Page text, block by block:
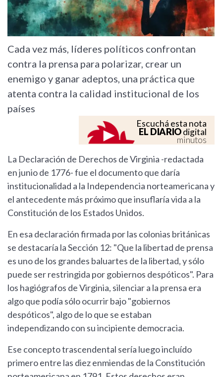
Cada vez más, líderes políticos confrontan
contra la prensa para polarizar, crear un
enemigo y ganar adeptos, una práctica que
atenta contra la calidad institucional de los
países
Escuchá esta nota
EL DIARIOdigital
minutos
La Declaración de Derechos de Virginia -redactada
en junio de 1776- fue el documento que daría
institucionalidad a la Independencia norteamericana y
el antecedente más próximo que insuflaría vida a la
Constitución de los Estados Unidos.
En esa declaración firmada por las colonias británicas
se destacaría la Sección 12: "Que la libertad de prensa
es uno de los grandes baluartes de la libertad, y sólo
puede ser restringida por gobiernos despóticos". Para
los hagiógrafos de Virginia, silenciar a la prensa era
algo que podía sólo ocurrir bajo "gobiernos
despóticos", algo de lo que se estaban
independizando con su incipiente democracia.
Ese concepto trascendental sería luego incluído
primero entre las diez enmiendas de la Constitución